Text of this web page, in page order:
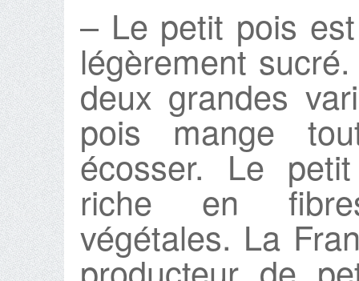
– Le petit pois
légèrement
deux grandes
pois mange
écosser. Le
riche en
végétales. La
producteur de